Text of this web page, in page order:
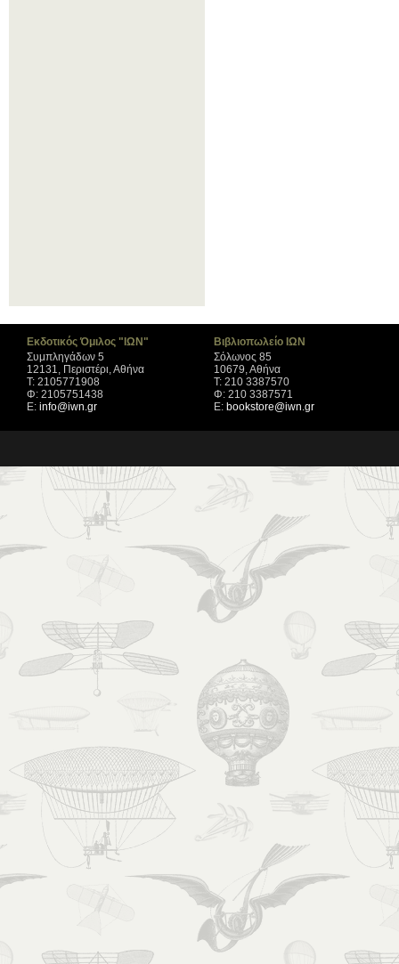
Εκδοτικός Όμιλος "ΙΩΝ"
Συμπληγάδων 5
12131, Περιστέρι, Αθήνα
Τ: 2105771908
Φ: 2105751438
Ε: info@iwn.gr
Βιβλιοπωλείο ΙΩΝ
Σόλωνος 85
10679, Αθήνα
Τ: 210 3387570
Φ: 210 3387571
Ε: bookstore@iwn.gr